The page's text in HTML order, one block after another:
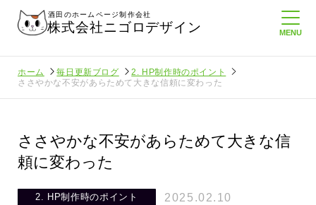
酒田のホームページ制作会社
株式会社ニゴロデザイン
ホーム 毎日更新ブログ
2. HP制作時のポイント
ささやかな不安があらためて大きな信頼に変わった
ささやかな不安があらためて大きな信
頼に変わった
2. HP制作時のポイント 2025.02.10